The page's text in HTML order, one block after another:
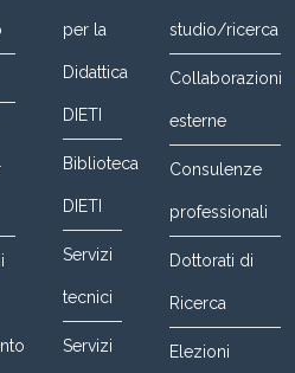
per la
Didattica
DIETI
Biblioteca
DIETI
Servizi
tecnici
Servizi
studio/ricerca
Collaborazioni
esterne
Consulenze
professionali
Dottorati di
Ricerca
Elezioni